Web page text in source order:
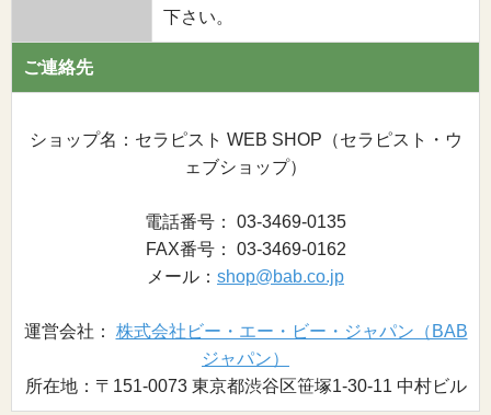
下さい。
ご連絡先
ショップ名：セラピスト WEB SHOP（セラピスト・ウ
ェブショップ）
電話番号： 03-3469-0135
FAX番号： 03-3469-0162
メール： shop@bab.co.jp
運営会社： 株式会社ビー・エー・ビー・ジャパン（BAB
ジャパン）
所在地：〒151-0073 東京都渋谷区笹塚1-30-11 中村ビル